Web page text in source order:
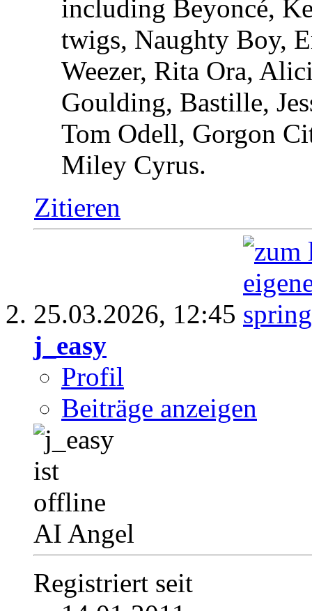
including Beyoncé,
twigs, Naughty Boy,
Weezer, Rita Ora,
Goulding, Bastille,
Tom Odell, Gorgon
Miley Cyrus.
Zitieren
25.03.2026, 12:45
j_easy
Profil
Beiträge anzeigen
AI Angel
Registriert seit